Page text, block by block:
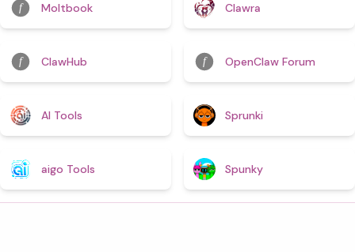
Moltbook Clawra
ClawHub OpenClaw Forum
AI Tools Sprunki
aigo Tools Spunky